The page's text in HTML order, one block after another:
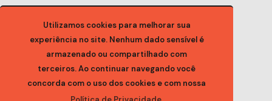
Utilizamos cookies para melhorar sua
experiência no site. Nenhum dado sensível é
armazenado ou compartilhado com
terceiros. Ao continuar navegando você
concorda com o uso dos cookies e com nossa
contato@ocaa.org.br